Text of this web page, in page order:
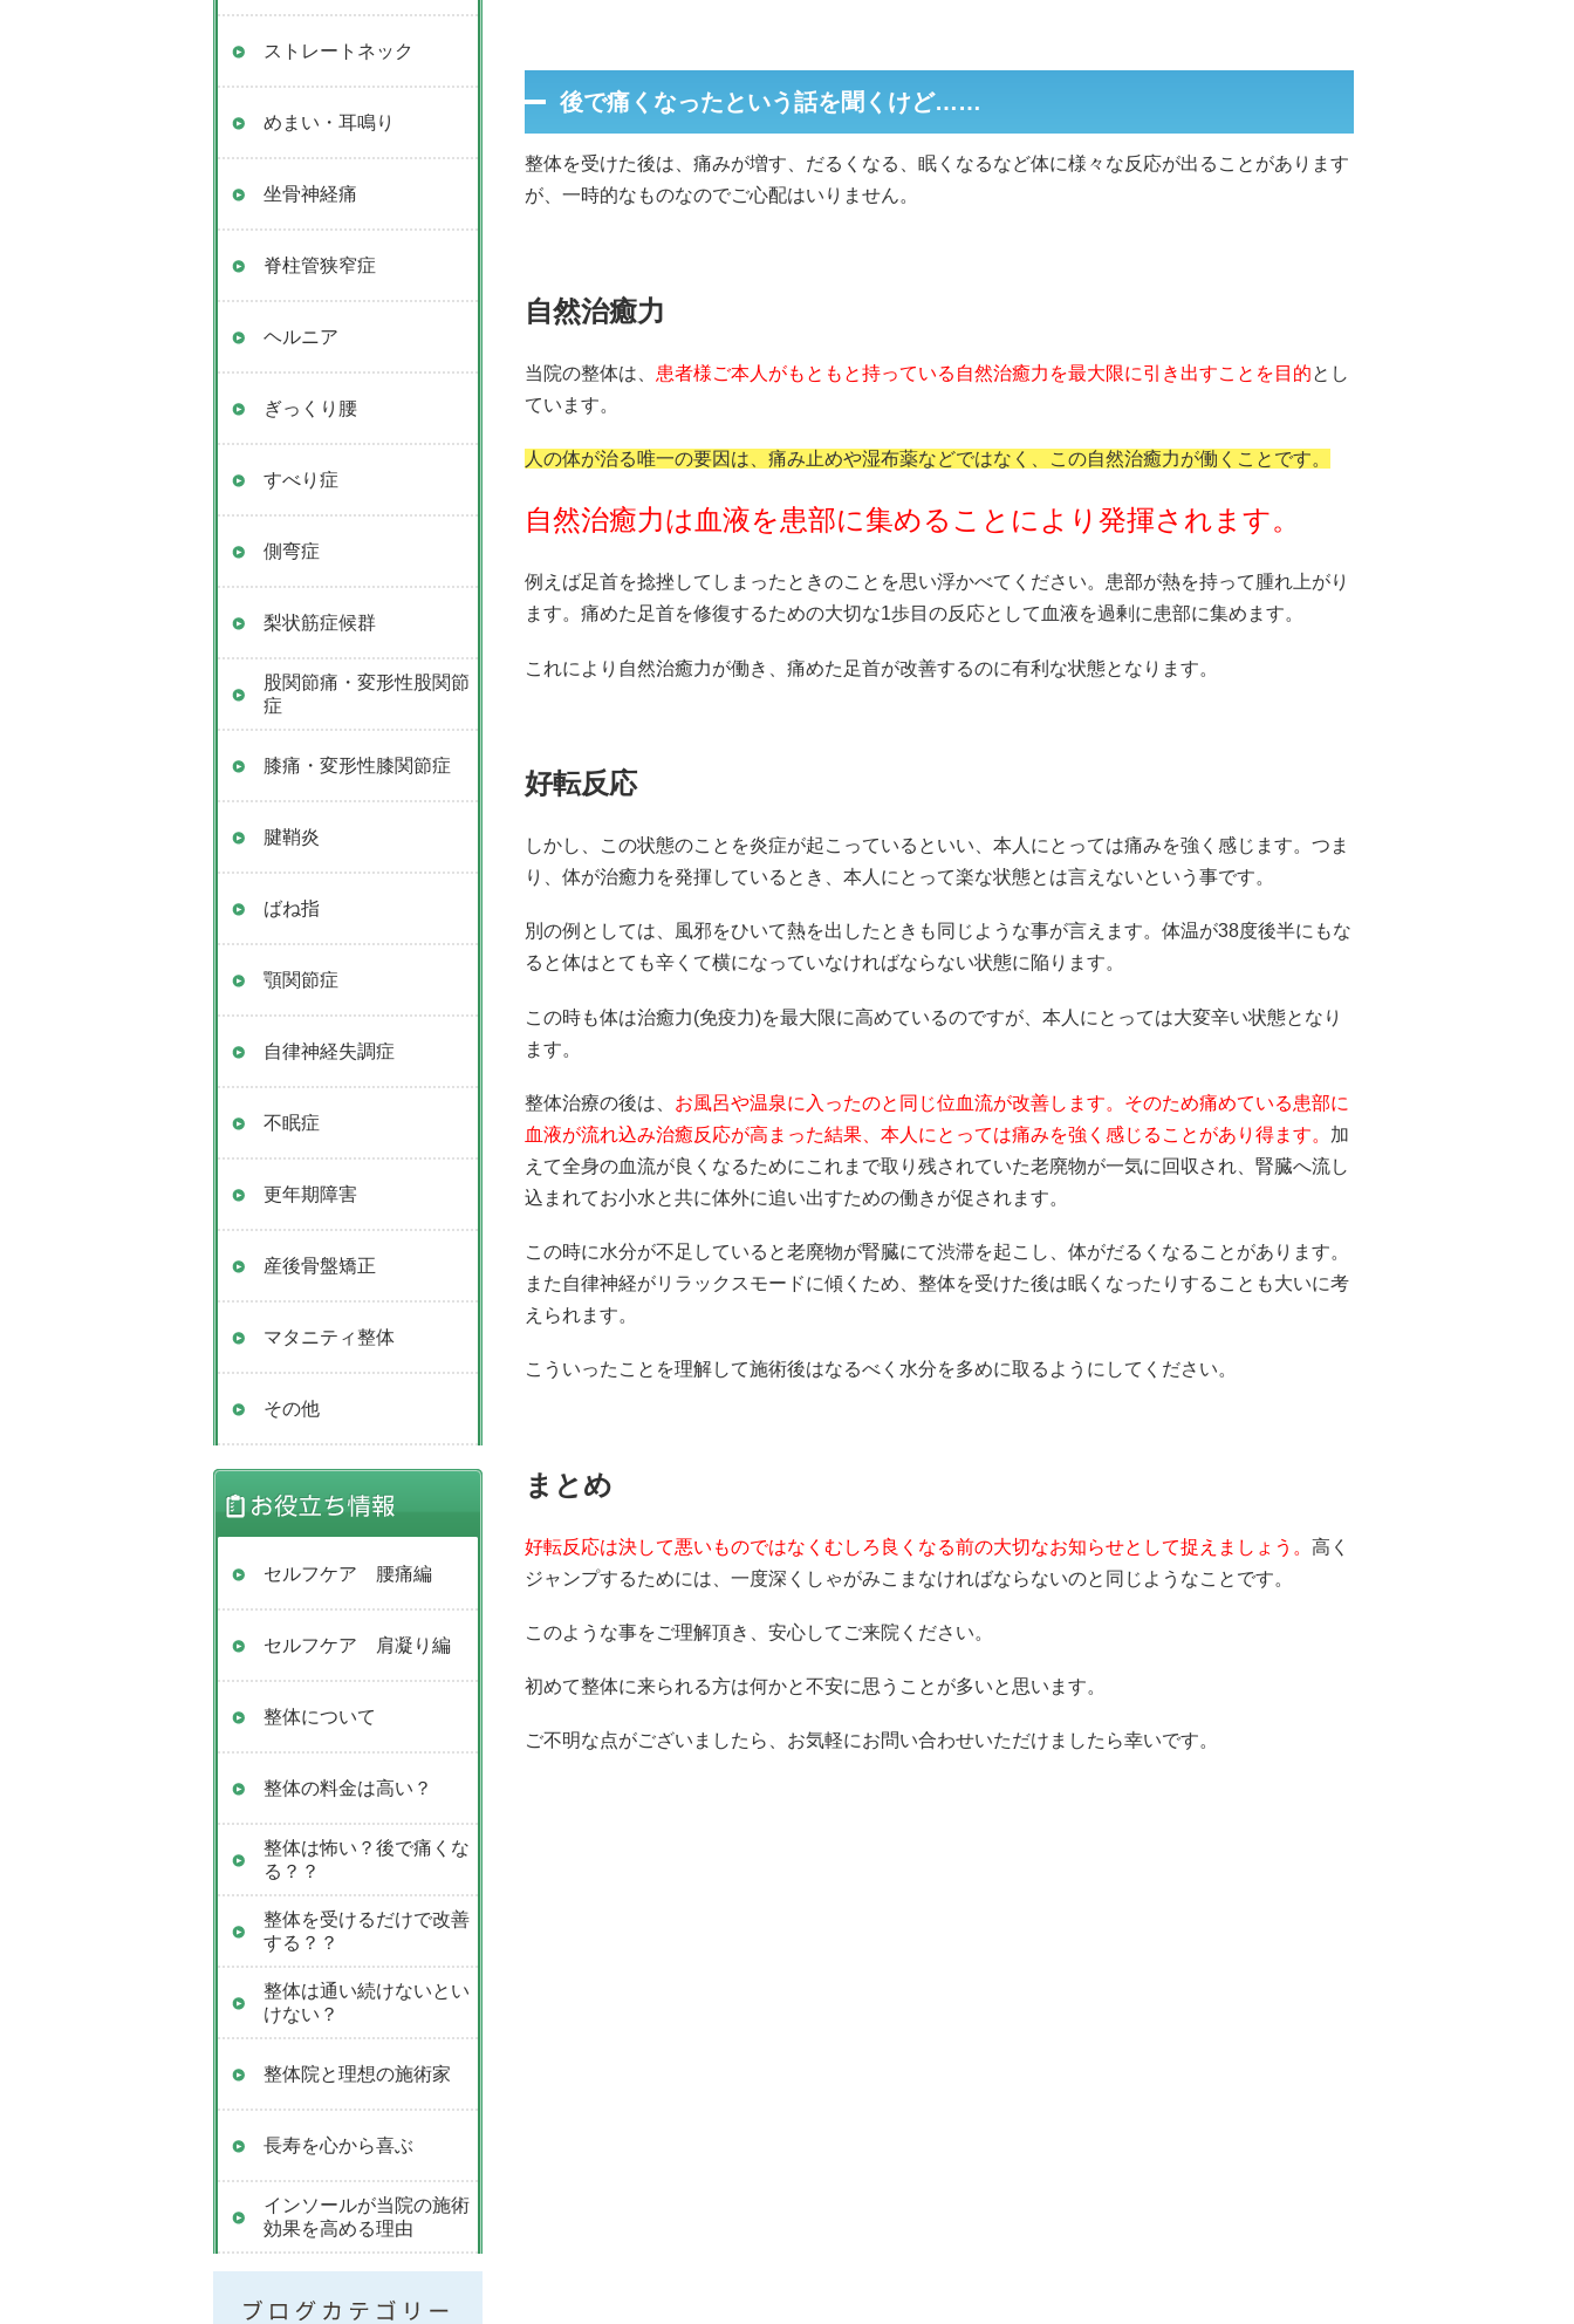
ストレートネック
めまい・耳鳴り
坐骨神経痛
脊柱管狭窄症
ヘルニア
ぎっくり腰
すべり症
側弯症
梨状筋症候群
股関節痛・変形性股関節
症
膝痛・変形性膝関節症
腱鞘炎
ばね指
顎関節症
自律神経失調症
不眠症
更年期障害
産後骨盤矯正
マタニティ整体
その他
セルフケア 腰痛編
セルフケア 肩凝り編
整体について
整体の料金は高い？
整体は怖い？後で痛くな
る？？
整体を受けるだけで改善
する？？
整体は通い続けないとい
けない？
整体院と理想の施術家
長寿を心から喜ぶ
インソールが当院の施術
効果を高める理由
後で痛くなったという話を聞くけど……
整体を受けた後は、痛みが増す、だるくなる、眠くなるなど体に様々な反応が出ることがあります
が、一時的なものなのでご心配はいりません。
自然治癒力
当院の整体は、 患者様ご本人がもともと持っている自然治癒力を最大限に引き出すことを目的とし
ています。
人の体が治る唯一の要因は、痛み止めや湿布薬などではなく、この自然治癒力が働くことです。
自然治癒力は血液を患部に集めることにより発揮されます。
例えば足首を捻挫してしまったときのことを思い浮かべてください。患部が熱を持って腫れ上がり
ます。痛めた足首を修復するための大切な1歩目の反応として血液を過剰に患部に集めます。
これにより自然治癒力が働き、痛めた足首が改善するのに有利な状態となります。
好転反応
しかし、この状態のことを炎症が起こっているといい、本人にとっては痛みを強く感じます。つま
り、体が治癒力を発揮しているとき、本人にとって楽な状態とは言えないという事です。
別の例としては、風邪をひいて熱を出したときも同じような事が言えます。体温が38度後半にもな
ると体はとても辛くて横になっていなければならない状態に陥ります。
この時も体は治癒力(免疫力)を最大限に高めているのですが、本人にとっては大変辛い状態となり
ます。
整体治療の後は、 お風呂や温泉に入ったのと同じ位血流が改善します。そのため痛めている患部に
血液が流れ込み治癒反応が高まった結果、本人にとっては痛みを強く感じることがあり得ます。 加
えて全身の血流が良くなるためにこれまで取り残されていた老廃物が一気に回収され、腎臓へ流し
込まれてお小水と共に体外に追い出すための働きが促されます。
この時に水分が不足していると老廃物が腎臓にて渋滞を起こし、体がだるくなることがあります。
また自律神経がリラックスモードに傾くため、整体を受けた後は眠くなったりすることも大いに考
えられます。
こういったことを理解して施術後はなるべく水分を多めに取るようにしてください。
まとめ
好転反応は決して悪いものではなくむしろ良くなる前の大切なお知らせとして捉えましょう。 高く
ジャンプするためには、一度深くしゃがみこまなければならないのと同じようなことです。
このような事をご理解頂き、安心してご来院ください。
初めて整体に来られる方は何かと不安に思うことが多いと思います。
ご不明な点がございましたら、お気軽にお問い合わせいただけましたら幸いです。